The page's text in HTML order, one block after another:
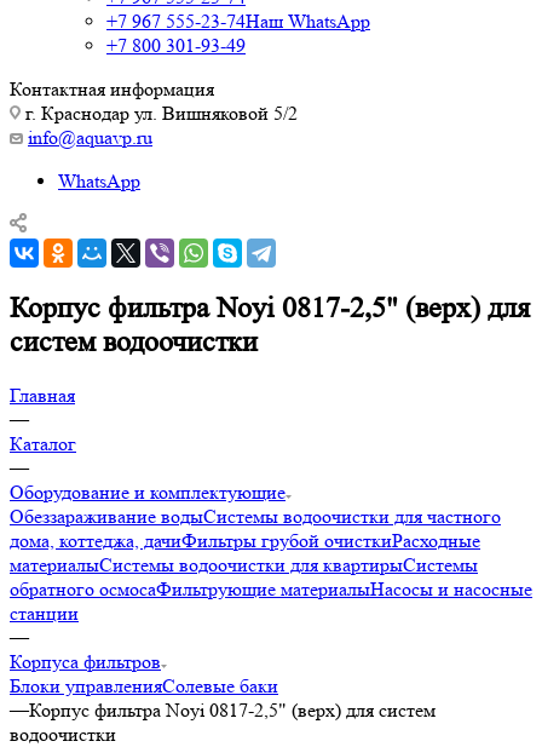
+7 967 555-23-74Наш WhatsApp
+7 800 301-93-49
Контактная информация
г. Краснодар ул. Вишняковой 5/2
info@aquavp.ru
WhatsApp
Корпус фильтра Noyi 0817-2,5" (верх) для
систем водоочистки
Главная
—
Каталог
—
Оборудование и комплектующие
Обеззараживание водыСистемы водоочистки для частного
дома, коттеджа, дачиФильтры грубой очисткиРасходные
материалыСистемы водоочистки для квартирыСистемы
обратного осмосаФильтрующие материалыНасосы и насосные
станции
—
Корпуса фильтров
Блоки управленияСолевые баки
—Корпус фильтра Noyi 0817-2,5" (верх) для систем
водоочистки